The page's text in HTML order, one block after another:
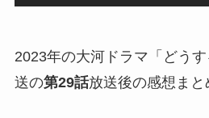
2023年の大河ドラマ「どう
送の第29話放送後の感想まと